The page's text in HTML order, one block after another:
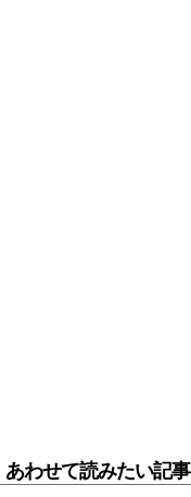
あわせて読みたい記事